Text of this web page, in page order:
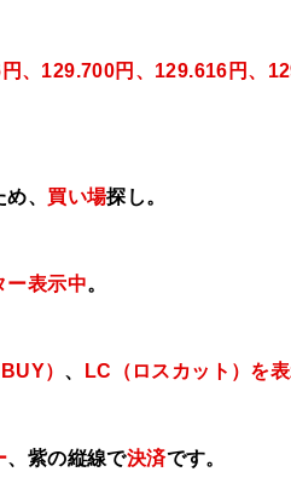
、129.700円、129.616円、
、 買い場探し。
ー表示中。
） 、 LC（ロスカット）を
、紫の縦線で決済です。